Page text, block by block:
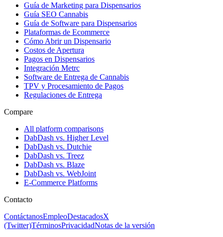
Guía de Marketing para Dispensarios
Guía SEO Cannabis
Guía de Software para Dispensarios
Plataformas de Ecommerce
Cómo Abrir un Dispensario
Costos de Apertura
Pagos en Dispensarios
Integración Metrc
Software de Entrega de Cannabis
TPV y Procesamiento de Pagos
Regulaciones de Entrega
Compare
All platform comparisons
DabDash vs. Higher Level
DabDash vs. Dutchie
DabDash vs. Treez
DabDash vs. Blaze
DabDash vs. WebJoint
E-Commerce Platforms
Contacto
ContáctanosEmpleoDestacadosX
(Twitter)TérminosPrivacidadNotas de la versión